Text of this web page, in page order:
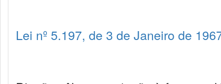
Lei nº 5.197, de 3 de Janeiro de